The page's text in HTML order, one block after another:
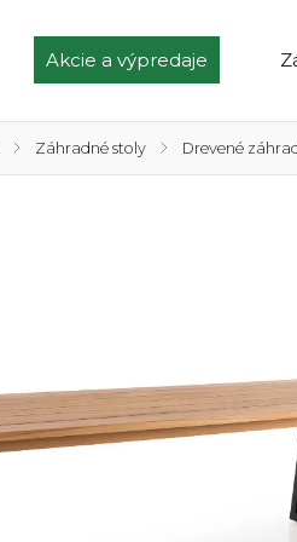
Akcie a výpredaje
/ Záhradné stoly / Drevené